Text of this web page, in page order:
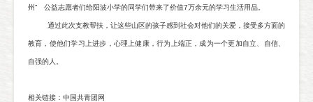
州” 公益志愿者们给阳波小学的同学们带来了价值7万余元的学习生活用品。
通过此次支教帮扶，让这些山区的孩子感到社会对他们的关爱，接受多方面的
教育，使他们学习上进步，心理上健康，行为上端正，成为一个更加自立、自信、
自强的人。
相关链接：中国共青团网